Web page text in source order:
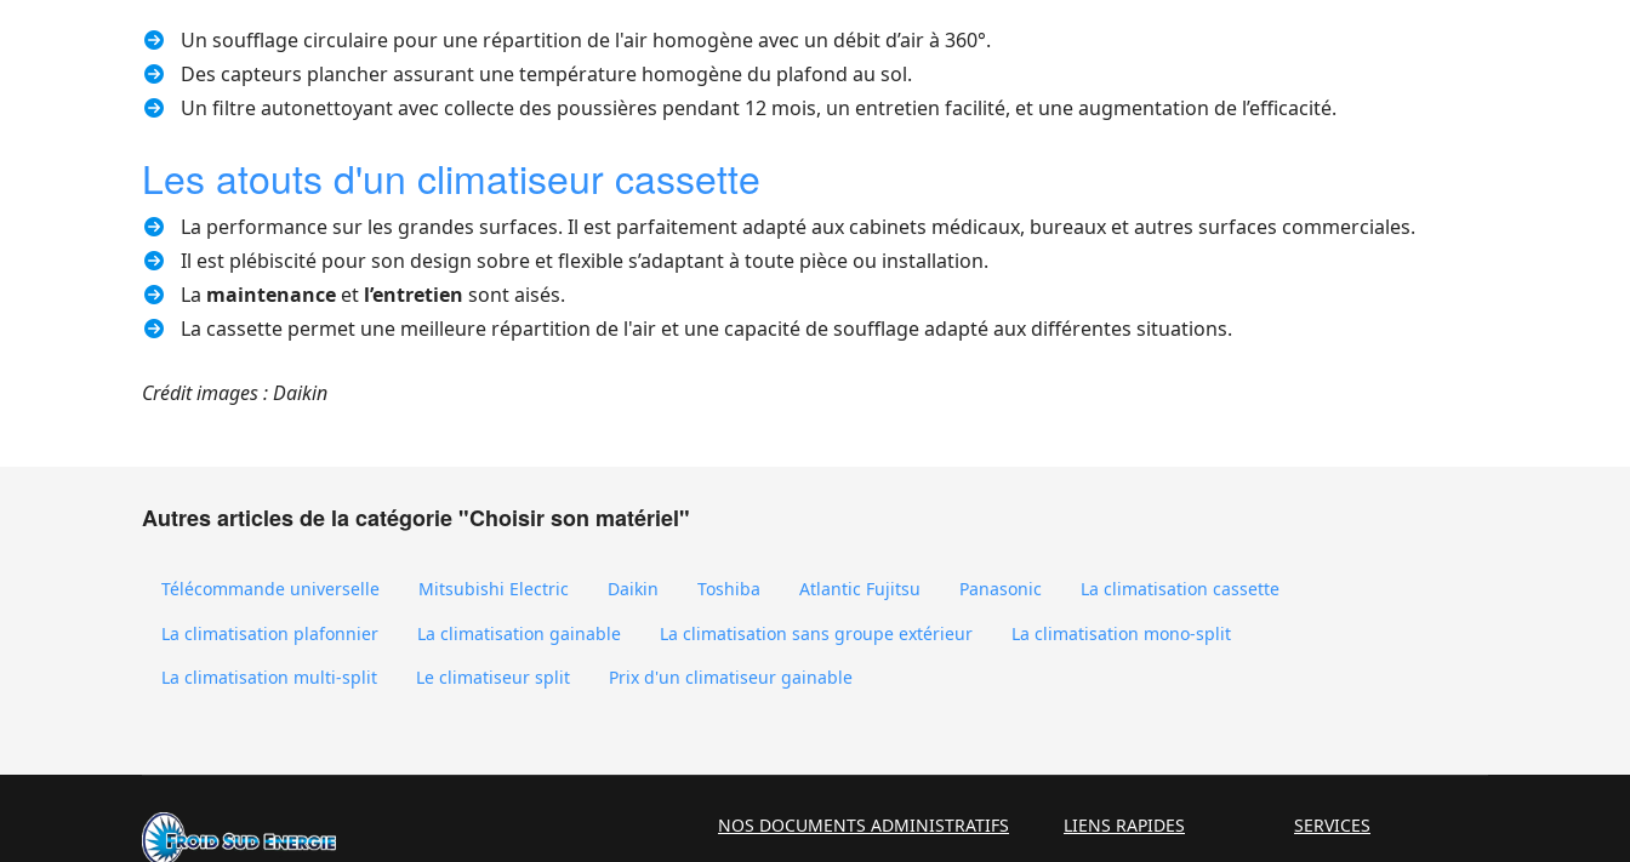
Un soufflage circulaire pour une répartition de l'air homogène avec un débit d’air à 360°.
Des capteurs plancher assurant une température homogène du plafond au sol.
Un filtre autonettoyant avec collecte des poussières pendant 12 mois, un entretien facilité, et une augmentation de l’efficacité.
Les atouts d'un climatiseur cassette
La performance sur les grandes surfaces. Il est parfaitement adapté aux cabinets médicaux, bureaux et autres surfaces commerciales.
Il est plébiscité pour son design sobre et flexible s’adaptant à toute pièce ou installation.
La maintenance et l’entretien sont aisés.
La cassette permet une meilleure répartition de l'air et une capacité de soufflage adapté aux différentes situations.
Crédit images : Daikin
Autres articles de la catégorie "Choisir son matériel"
Télécommande universelle Mitsubishi Electric Daikin Toshiba Atlantic Fujitsu Panasonic
La climatisation cassette
La climatisation plafonnier
La climatisation gainable La climatisation sans groupe extérieur
La climatisation mono-split
La climatisation multi-split
Le climatiseur split Prix d'un climatiseur gainable
NOS DOCUMENTS ADMINISTRATIFS
LIENS RAPIDES
SERVICES